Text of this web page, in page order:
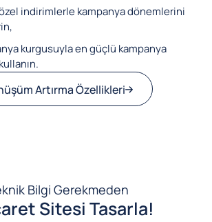
indirimlerle kampanya dönemlerini
kurgusuyla en güçlü kampanya
Artırma Özellikleri
Bilgi Gerekmeden
Sitesi Tasarla!